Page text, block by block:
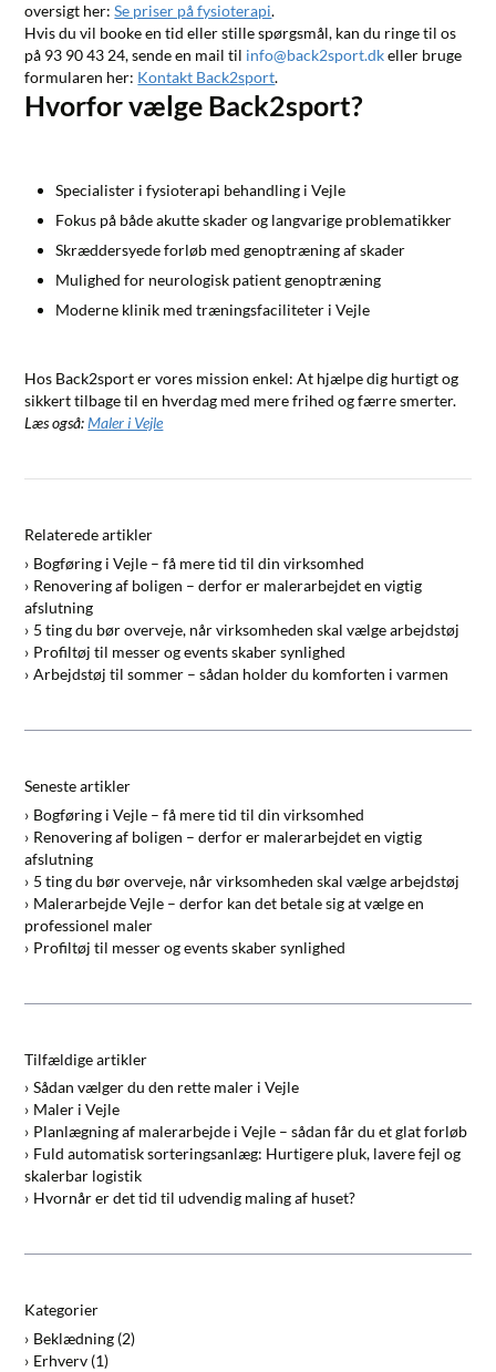
oversigt her:Se priser på fysioterapi.
Hvis du vil booke en tid eller stille spørgsmål, kan du ringe til os
på 93 90 43 24, sende en mail til info@back2sport.dkeller bruge
formularen her: Kontakt Back2sport.
Hvorfor vælge Back2sport?
Specialister ifysioterapi behandling i Vejle
Fokus på både akutte skader og langvarige problematikker
Skræddersyede forløb medgenoptræning af skader
Mulighed for neurologisk patient genoptræning
Moderne klinik med træningsfaciliteter i Vejle
Hos Back2sport er vores mission enkel: At hjælpe dig hurtigt og
sikkert tilbage til en hverdag med mere frihed og færre smerter.
Læs også:Maler i Vejle
Relaterede artikler
Bogføring i Vejle – få mere tid til din virksomhed
Renovering af boligen – derfor er malerarbejdet en vigtig
afslutning
5 ting du bør overveje, når virksomheden skal vælge arbejdstøj
Profiltøj til messer og events skaber synlighed
Arbejdstøj til sommer – sådan holder du komforten i varmen
Seneste artikler
Bogføring i Vejle – få mere tid til din virksomhed
Renovering af boligen – derfor er malerarbejdet en vigtig
afslutning
5 ting du bør overveje, når virksomheden skal vælge arbejdstøj
Malerarbejde Vejle – derfor kan det betale sig at vælge en
professionel maler
Profiltøj til messer og events skaber synlighed
Tilfældige artikler
Sådan vælger du den rette maler i Vejle
Maler i Vejle
Planlægning af malerarbejde i Vejle – sådan får du et glat forløb
Fuld automatisk sorteringsanlæg: Hurtigere pluk, lavere fejl og
skalerbar logistik
Hvornår er det tid til udvendig maling af huset?
Kategorier
Beklædning (2)
Erhverv (1)